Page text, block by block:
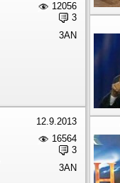
12056
3
3AN
12.9.2013
16564
3
3AN